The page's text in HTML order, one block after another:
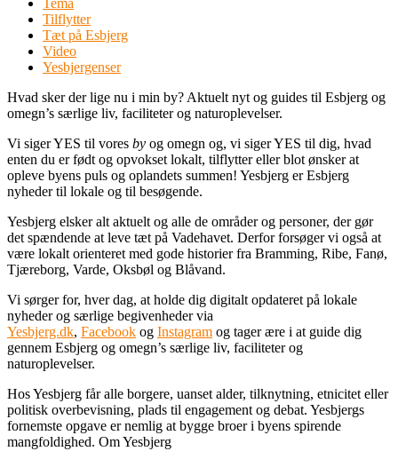
Tilflytter
Tæt på Esbjerg
Video
Yesbjergenser
Hvad sker der lige nu i min by? Aktuelt nyt og guides til Esbjerg og
omegn’s særlige liv, faciliteter og naturoplevelser.
Vi siger YES til vores by og omegn og, vi siger YES til dig, hvad
enten du er født og opvokset lokalt, tilflytter eller blot ønsker at
opleve byens puls og oplandets summen! Yesbjerg er Esbjerg
nyheder til lokale og til besøgende.
Yesbjerg elsker alt aktuelt og alle de områder og personer, der gør
det spændende at leve tæt på Vadehavet. Derfor forsøger vi også at
være lokalt orienteret med gode historier fra Bramming, Ribe, Fanø,
Tjæreborg, Varde, Oksbøl og Blåvand.
Vi sørger for, hver dag, at holde dig digitalt opdateret på lokale
nyheder og særlige begivenheder via
Yesbjerg.dk, Facebook og Instagram og tager ære i at guide dig
gennem Esbjerg og omegn’s særlige liv, faciliteter og
naturoplevelser.
Hos Yesbjerg får alle borgere, uanset alder, tilknytning, etnicitet eller
politisk overbevisning, plads til engagement og debat. Yesbjergs
fornemste opgave er nemlig at bygge broer i byens spirende
mangfoldighed. Om Yesbjerg